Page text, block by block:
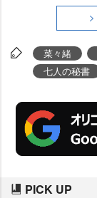
菜々緒
七人の秘書
PICK UP